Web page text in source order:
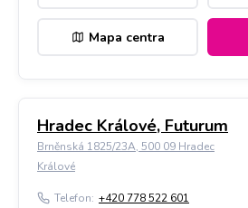
Mapa centra
Hradec Králové, Futurum
Brněnská 1825/23A, 500 09 Hradec
Králové
Telefon: +420 778 522 601